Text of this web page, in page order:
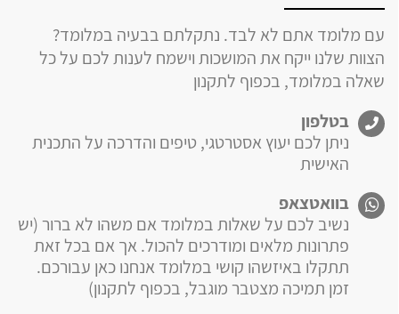
עם מלומד אתם לא לבד. נתקלתם בבעיה במלומד?
הצוות שלנו ייקח את המושכות וישמח לענות לכם על כל
שאלה במלומד, בכפוף לתקנון
בטלפון
ניתן לכם יעוץ אסטרטגי, טיפים והדרכה על התכנית
האישית
בוואטצאפ
נשיב לכם על שאלות במלומד אם משהו לא ברור (יש
פתרונות מלאים ומודרכים להכול. אך אם בכל זאת
תתקלו באיזשהו קושי במלומד אנחנו כאן עבורכם.
זמן תמיכה מצטבר מוגבל, בכפוף לתקנון)